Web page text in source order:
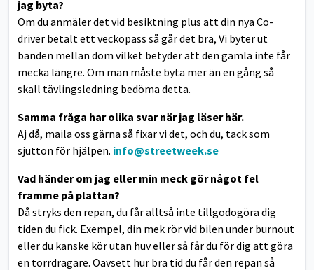
jag byta?
Om du anmäler det vid besiktning plus att din nya Co-
driver betalt ett veckopass så går det bra, Vi byter ut
banden mellan dom vilket betyder att den gamla inte får
mecka längre. Om man måste byta mer än en gång så
skall tävlingsledning bedöma detta.
Samma fråga har olika svar när jag läser här.
Aj då, maila oss gärna så fixar vi det, och du, tack som
sjutton för hjälpen. info@streetweek.se
Vad händer om jag eller min meck gör något fel
framme på plattan?
Då stryks den repan, du får alltså inte tillgodogöra dig
tiden du fick. Exempel, din mek rör vid bilen under burnout
eller du kanske kör utan huv eller så får du för dig att göra
en torrdragare. Oavsett hur bra tid du får den repan så